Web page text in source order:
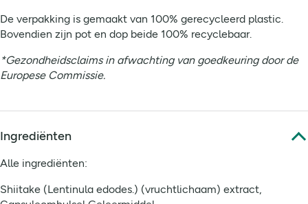
De verpakking is gemaakt van 100% gerecycleerd plastic.
Bovendien zijn pot en dop beide 100% recyclebaar.
*Gezondheidsclaims in afwachting van goedkeuring door de
Europese Commissie.
Ingrediënten
Alle ingrediënten:
Shiitake (Lentinula edodes.) (vruchtlichaam) extract,